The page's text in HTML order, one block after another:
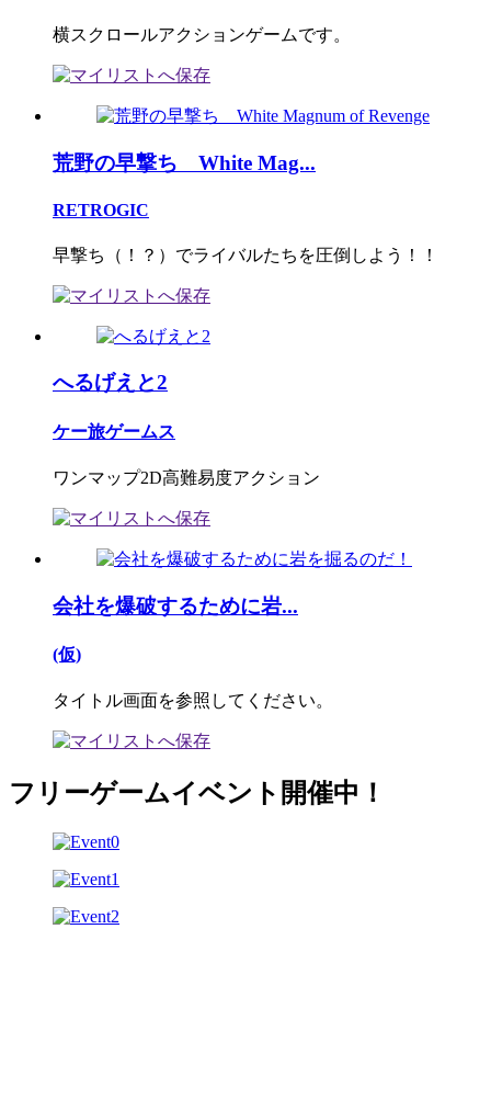
横スクロールアクションゲームです。
荒野の早撃ち White Mag...
RETROGIC
早撃ち（！？）でライバルたちを圧倒しよう！！
へるげえと2
ケー旅ゲームス
ワンマップ2D高難易度アクション
会社を爆破するために岩...
(仮)
タイトル画面を参照してください。
フリーゲームイベント開催中！